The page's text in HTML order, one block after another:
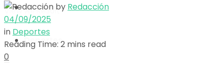
View All Result
Opinión
Deportes
by Redacción
04/09/2025
in Deportes
Reading Time: 2 mins read
0